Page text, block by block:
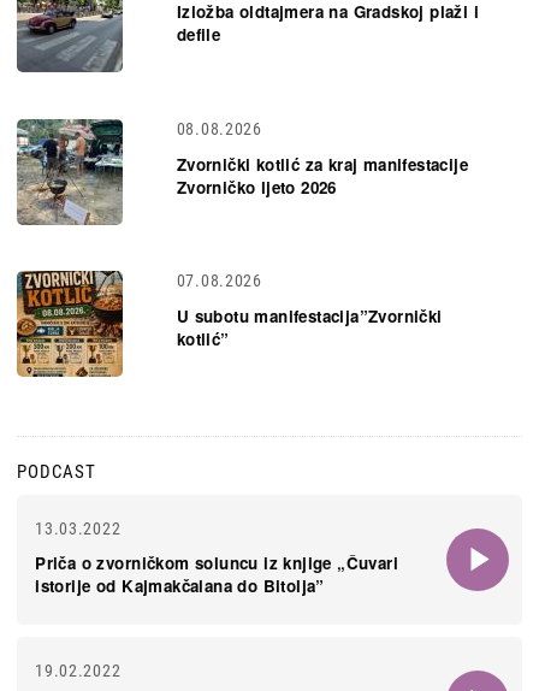
Izložba oldtajmera na Gradskoj plaži i
defile
08.08.2026
Zvornički kotlić za kraj manifestacije
Zvorničko ljeto 2026
07.08.2026
U subotu manifestacija”Zvornički
kotlić”
PODCAST
13.03.2022
Priča o zvorničkom soluncu iz knjige „Čuvari
istorije od Kajmakčalana do Bitolja”
19.02.2022